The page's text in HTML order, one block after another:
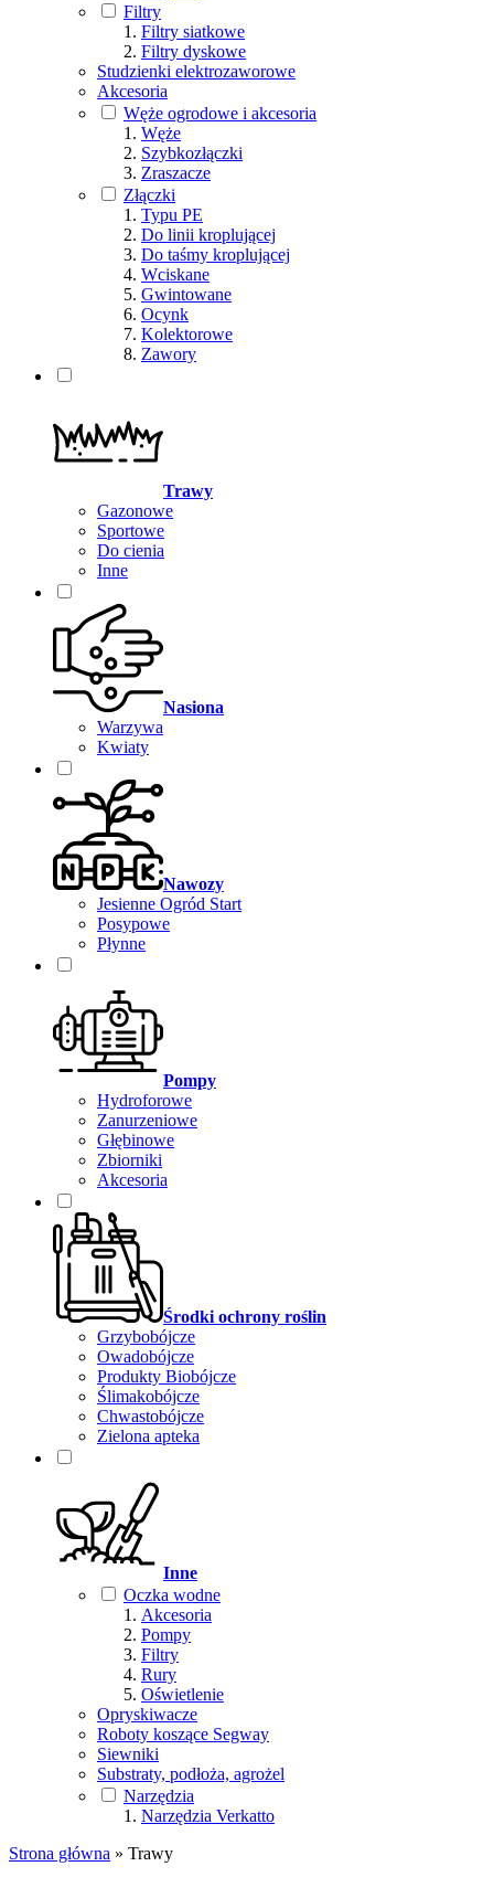
Filtry
Filtry siatkowe
Filtry dyskowe
Studzienki elektrozaworowe
Akcesoria
Węże ogrodowe i akcesoria
Węże
Szybkozłączki
Zraszacze
Złączki
Typu PE
Do linii kroplującej
Do taśmy kroplującej
Wciskane
Gwintowane
Ocynk
Kolektorowe
Zawory
Trawy
Gazonowe
Sportowe
Do cienia
Inne
Nasiona
Warzywa
Kwiaty
Nawozy
Jesienne Ogród Start
Posypowe
Płynne
Pompy
Hydroforowe
Zanurzeniowe
Głębinowe
Zbiorniki
Akcesoria
Środki ochrony roślin
Grzybobójcze
Owadobójcze
Produkty Biobójcze
Ślimakobójcze
Chwastobójcze
Zielona apteka
Inne
Oczka wodne
Akcesoria
Pompy
Filtry
Rury
Oświetlenie
Opryskiwacze
Roboty koszące Segway
Siewniki
Substraty, podłoża, agrożel
Narzędzia
Narzędzia Verkatto
Strona główna » Trawy